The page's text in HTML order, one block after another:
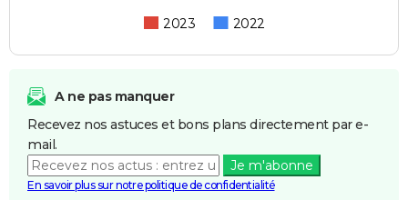
2023 2022
A ne pas manquer
Recevez nos astuces et bons plans directement par e-
mail.
Je m'abonne
En savoir plus sur notre politique de confidentialité